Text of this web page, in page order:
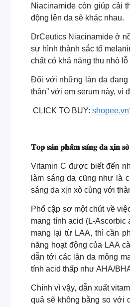
Niacinamide còn giúp cải
động lên da sẽ khác nhau.
DrCeutics Niacinamide ở
sự hình thành sắc tố
chất có khả năng thu nhỏ
Đối với những làn da đang
thân” với em serum này, vì
️ CLICK TO BUY:
𝐓𝐨𝐩 𝐬𝐚̉𝐧 𝐩𝐡𝐚̂̉𝐦 𝐬𝐚́𝐧𝐠 𝐝𝐚 𝐱𝐢̣𝐧
Vitamin C được biết đến
làm sáng da cũng như là
sáng da xịn xò cùng với
Phổ cập sơ một chút về
mang tính acid (L-
mang lại từ LAA, thì cần
năng hoạt động của LAA
dẫn tới các làn da mỏng
tính acid thấp như AHA/
Chính vì vậy, dẫn xuất
quả sẽ không bằng so với